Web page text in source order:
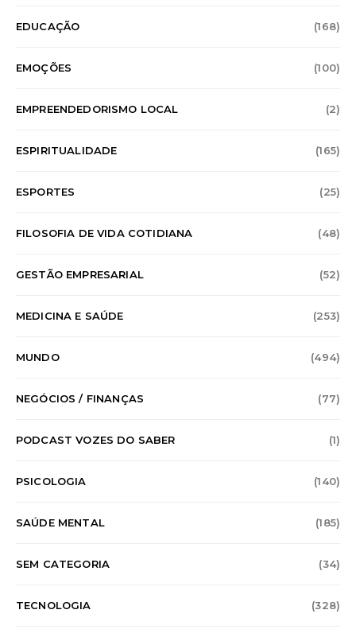
EDUCAÇÃO (168)
EMOÇÕES (100)
EMPREENDEDORISMO LOCAL (2)
ESPIRITUALIDADE (165)
ESPORTES (25)
FILOSOFIA DE VIDA COTIDIANA (48)
GESTÃO EMPRESARIAL (52)
MEDICINA E SAÚDE (253)
MUNDO (494)
NEGÓCIOS / FINANÇAS (77)
PODCAST VOZES DO SABER (1)
PSICOLOGIA (140)
SAÚDE MENTAL (185)
SEM CATEGORIA (34)
TECNOLOGIA (328)